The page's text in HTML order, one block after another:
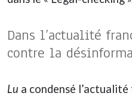
Dans l’actualité
contre la
Lu a condensé